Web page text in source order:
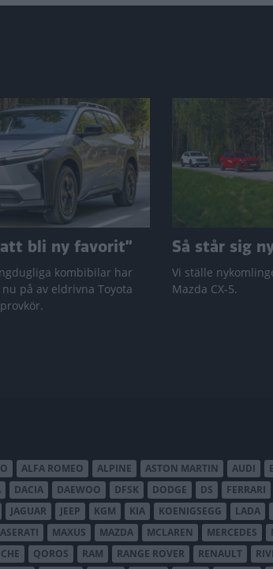
att bli ny favorit”
kombibilar har
på av eldrivna Toyota
Så står sig
Vi ställe
Mazda CX-5.
ALFA ROMEO ALPINE ASTON MARTIN AUDI
DACIA DAEWOO DFSK DODGE DS FERRARI
JAGUAR JEEP KGM KIA KOENIGSEGG LADA
MAXUS MAZDA MCLAREN MERCEDES
QOROS RAM RANGE ROVER RENAULT